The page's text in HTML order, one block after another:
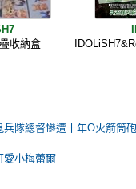
收納盒
兵隊總督慘遭十年O火箭筒
愛小梅蕾爾